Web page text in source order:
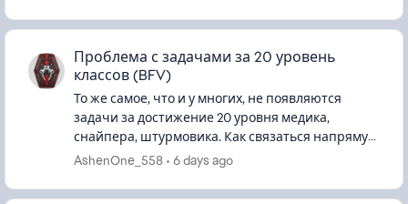
Проблема с задачами за 20 уровень
классов (BFV)
То же самое, что и у многих, не появляются
задачи за достижение 20 уровня медика,
снайпера, штурмовика. Как связаться напрямую
насчёт ошибки так и не разобрался, так как на
AshenOne_558 6 days ago